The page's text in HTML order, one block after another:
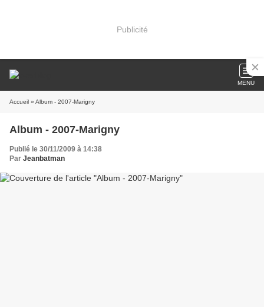
Publicité
MENU
Accueil » Album - 2007-Marigny
Album - 2007-Marigny
Publié le 30/11/2009 à 14:38
Par Jeanbatman